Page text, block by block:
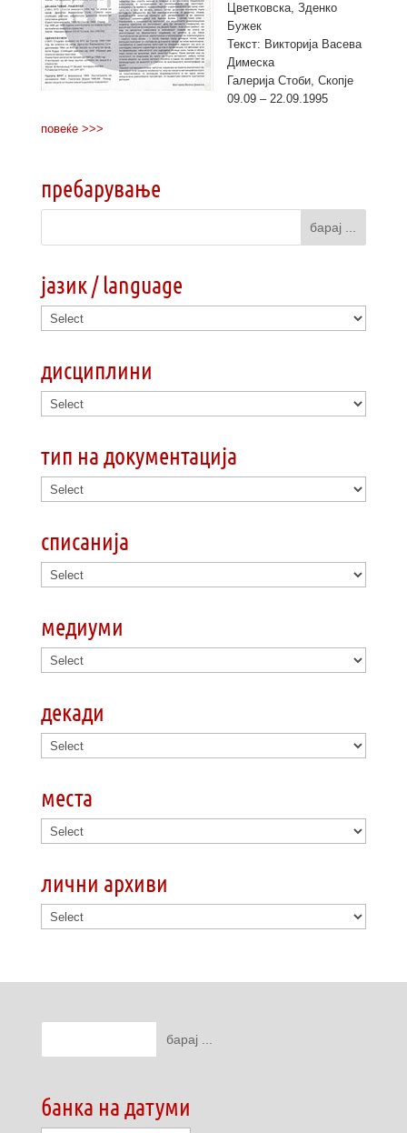
Цветковска, Зденко
Бужек
Текст: Викторија Васева
Димеска
Галерија Стоби, Скопје
09.09 – 22.09.1995
повеќе >>>
пребарување
јазик / language
дисциплини
тип на документација
списанија
медиуми
декади
места
лични архиви
банка на датуми